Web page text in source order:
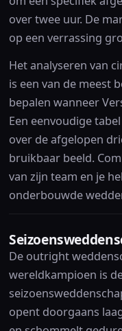
over twee uur. De
op een verrassing
Het analyseren van
is een van de meest
bepalen wanneer
Een eenvoudige
over de afgelopen
bruikbaar beeld.
van zijn team en je
onderbouwde
De outright
wereldkampioen is
opent doorgaans